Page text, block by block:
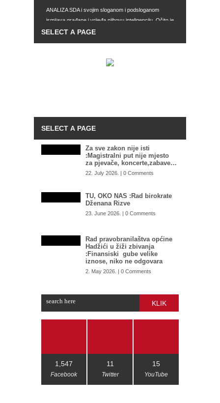
ANALIZA SDA i svojim sloganom i podsloganom
ismijava građane i vrijeđa njihovu inteligenciju. Očito je
da je to smislio Kapidžić
SEVLID HURTIĆ RASPALIO PO
Za sve zakon nije isti
:Magistralni put nije mjesto
za pjevače, koncerte,zabave…
22. July 2026. | 0 Comments
TU, OKO NAS :Rad birokrate
Dženana Rizve
23. June 2026. | 0 Comments
Rad pravobranilaštva općine
Hadžići u žiži zbivanja
:Finansiski gube velike
iznose, niko ne odgovara
2. May 2026. | 0 Comments
KLIK
1,547
Facebook
11
Twitter
15
YouTube